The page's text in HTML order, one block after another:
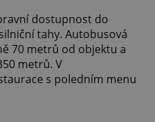
dostupnost do
tahy. Autobusová
70 metrů od objektu a
metrů. V
s poledním menu